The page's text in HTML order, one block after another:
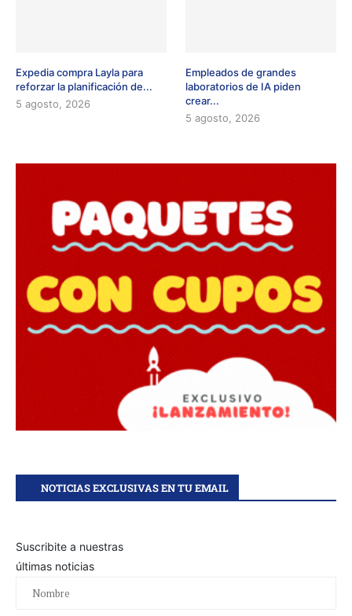
Expedia compra Layla para
reforzar la planificación de...
5 agosto, 2026
Empleados de grandes
laboratorios de IA piden
crear...
5 agosto, 2026
NOTICIAS EXCLUSIVAS EN TU EMAIL
Suscribite a nuestras
últimas noticias